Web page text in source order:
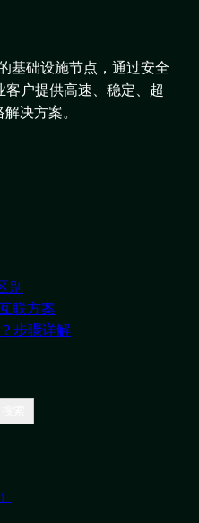
基础设施节点，通过安全
户提供高速、稳定、超
决方案。
别
联方案
步骤详解